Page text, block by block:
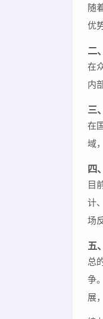
随
优
二
在
内
三
在
域
四
目
计
场
五
总
争
展